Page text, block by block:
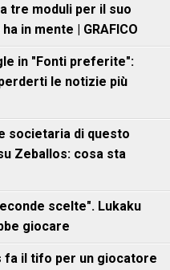
tre moduli per il suo
in mente | GRAFICO
in "Fonti preferite":
le notizie più
societaria di questo
Zeballos: cosa sta
scelte". Lukaku
giocare
fa il tifo per un giocatore